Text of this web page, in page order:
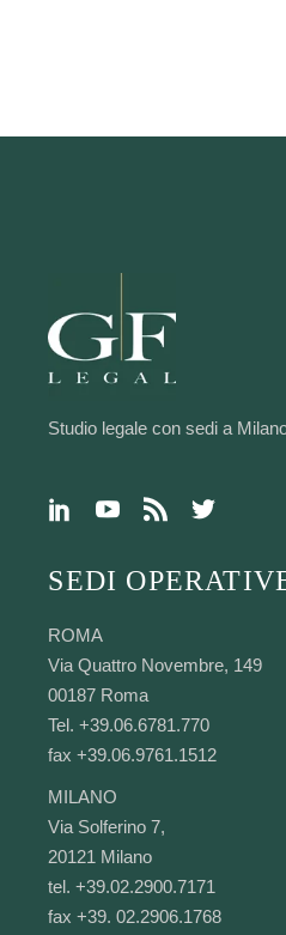
Studio legale con sedi a
SEDI
ROMA
Via Quattro Novembre, 149
00187 Roma
Tel. +39.06.6781.770
fax +39.06.9761.1512
MILANO
Via Solferino 7,
20121 Milano
tel. +39.02.2900.7171
fax +39. 02.2906.1768